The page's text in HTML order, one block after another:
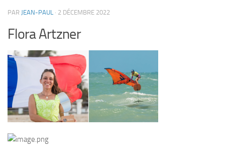
PAR JEAN-PAUL · 2 DÉCEMBRE 2022
Flora Artzner